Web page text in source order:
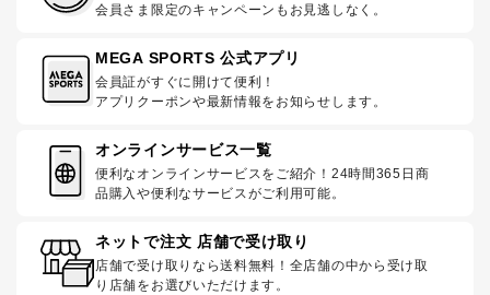
会員さま限定のキャンペーンもお見逃しなく。
MEGA SPORTS 公式アプリ
会員証がすぐに開けて便利！
アプリクーポンや最新情報をお知らせします。
オンラインサービス一覧
便利なオンラインサービスをご紹介！24時間365日商
品購入や便利なサービスがご利用可能。
ネットで注文 店舗で受け取り
店舗で受け取りなら送料無料！全店舗の中から受け取
り店舗をお選びいただけます。